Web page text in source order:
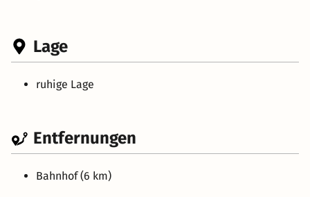
Lage
ruhige Lage
Entfernungen
Bahnhof (6 km)